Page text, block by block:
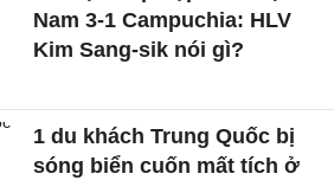
Nam 3-1 Campuchia: HLV
Kim Sang-sik nói gì?
1 du khách Trung Quốc bị
sóng biển cuốn mất tích ở